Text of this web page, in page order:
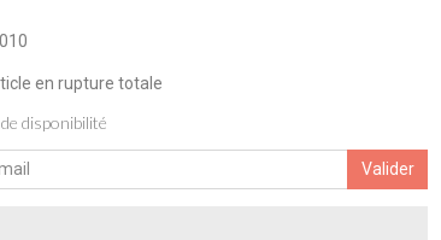
en rupture totale
disponibilité
Valider